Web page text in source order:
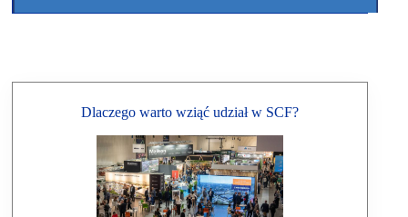
Dlaczego warto wziąć udział w SCF?